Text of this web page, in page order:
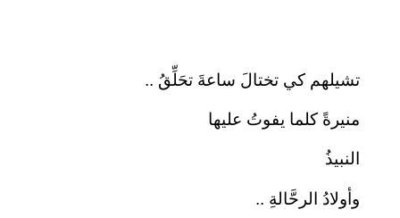
تشيلهم كي تختالَ ساعةَ تحَلِّقُ ..
منيرةً كلما يفوتُ عليها
النبيذُ
وأولادُ الرحَّالةِ ..